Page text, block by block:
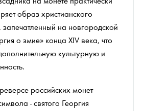
образ христианского
на новгородской
о змие» конца XIV века, что
культурную и
российских монет
- святого Георгия